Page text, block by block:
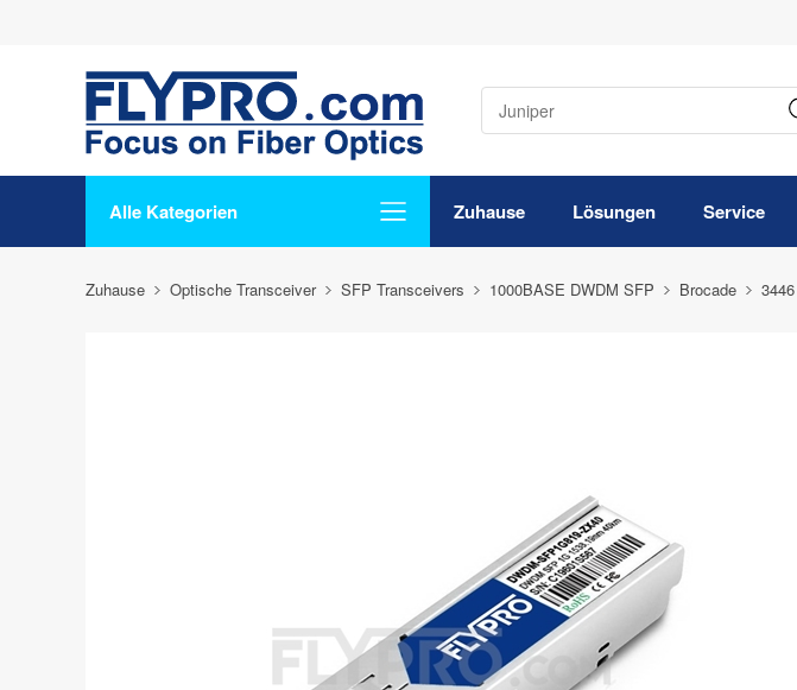
Alle Kategorien Zuhause Lösungen Service
Zuhause Optische Transceiver SFP Transceivers 1000BASE DWDM SFP Brocade 3446